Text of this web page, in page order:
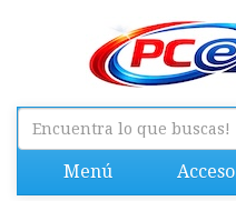
Menú Acceso